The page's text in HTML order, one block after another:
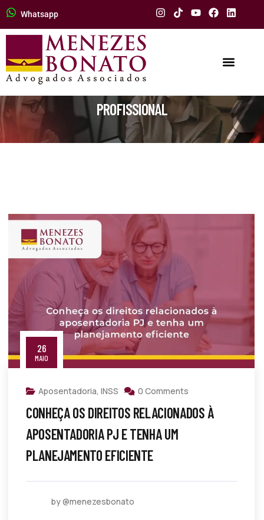
Whatsapp
PROFISSIONAL
26
MAIO
Aposentadoria, INSS 0 Comments
CONHEÇA OS DIREITOS RELACIONADOS À
APOSENTADORIA PJ E TENHA UM
PLANEJAMENTO EFICIENTE
by @menezesbonato